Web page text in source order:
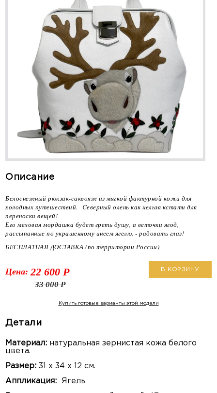
Описание
Белоснежный рюкзак-саквояж из мягкой фактурной кожи для
холодных путешествий. Cеверный олень как нельзя кстати для
переноски вещей!
Его меховая мордашка будет греть душу, а веточки ягод,
рассыпанные по украшенному инеем ягелю, - радовать глаз!
БЕСПЛАТНАЯ ДОСТАВКА (по территории России)
Цена: 22 600 Р
33 000Р
В КОРЗИНУ
Купить готовые варианты этой модели
Детали
Материал: натуральная зернистая кожа белого
цвета.
Размер: 31 х 34 х 12 см.
Аппликация: Ягель